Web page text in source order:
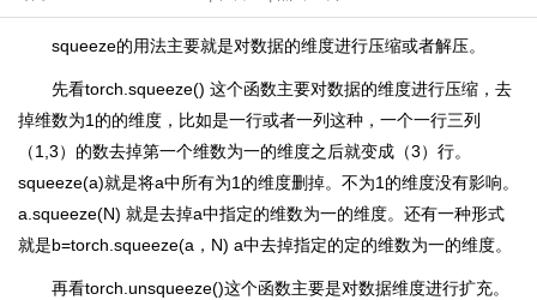
squeeze的用法主要就是对数据的维度进行压缩或者解压。
先看torch.squeeze() 这个函数主要对数据的维度进行压缩，去
掉维数为1的的维度，比如是一行或者一列这种，一个一行三列
（1,3）的数去掉第一个维数为一的维度之后就变成（3）行。
squeeze(a)就是将a中所有为1的维度删掉。不为1的维度没有影响。
a.squeeze(N) 就是去掉a中指定的维数为一的维度。还有一种形式
就是b=torch.squeeze(a，N) a中去掉指定的定的维数为一的维度。
再看torch.unsqueeze()这个函数主要是对数据维度进行扩充。